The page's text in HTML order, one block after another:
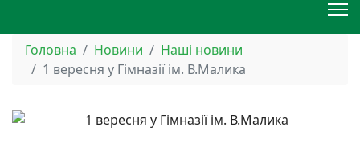
Головна Новини
Наші новини
1 вересня у Гімназії ім. В.Малика